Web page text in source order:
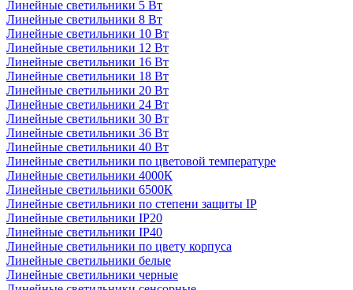
Линейные светильники 5 Вт
Линейные светильники 8 Вт
Линейные светильники 10 Вт
Линейные светильники 12 Вт
Линейные светильники 16 Вт
Линейные светильники 18 Вт
Линейные светильники 20 Вт
Линейные светильники 24 Вт
Линейные светильники 30 Вт
Линейные светильники 36 Вт
Линейные светильники 40 Вт
Линейные светильники по цветовой температуре
Линейные светильники 4000К
Линейные светильники 6500К
Линейные светильники по степени защиты IP
Линейные светильники IP20
Линейные светильники IP40
Линейные светильники по цвету корпуса
Линейные светильники белые
Линейные светильники черные